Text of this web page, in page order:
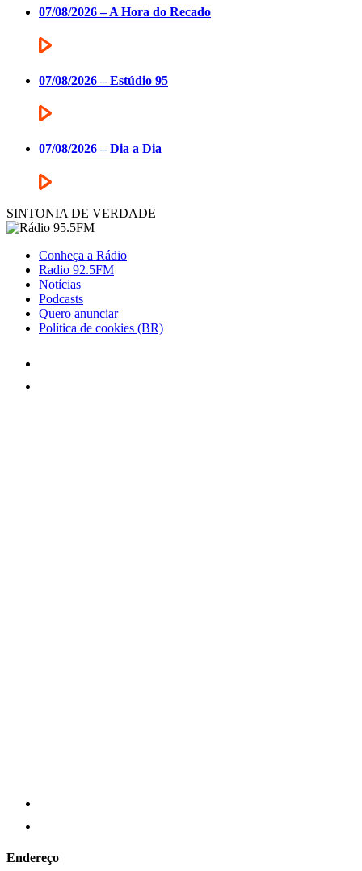
07/08/2026 – A Hora do Recado
07/08/2026 – Estúdio 95
07/08/2026 – Dia a Dia
SINTONIA DE VERDADE
Conheça a Rádio
Radio 92.5FM
Notícias
Podcasts
Quero anunciar
Política de cookies (BR)
Endereço